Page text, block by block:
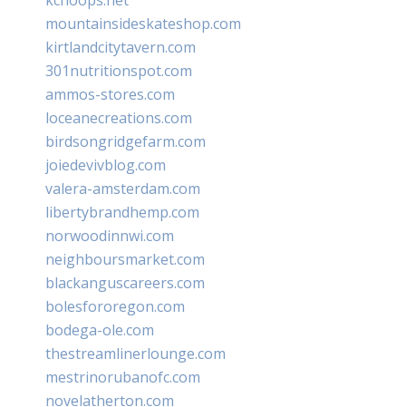
mountainsideskateshop.com
kirtlandcitytavern.com
301nutritionspot.com
ammos-stores.com
loceanecreations.com
birdsongridgefarm.com
joiedevivblog.com
valera-amsterdam.com
libertybrandhemp.com
norwoodinnwi.com
neighboursmarket.com
blackanguscareers.com
bolesfororegon.com
bodega-ole.com
thestreamlinerlounge.com
mestrinorubanofc.com
novelatherton.com